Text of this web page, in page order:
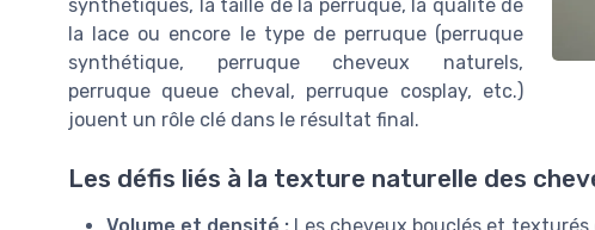
synthétiques, la taille de la perruque, la qualité de
la lace ou encore le type de perruque (perruque
synthétique, perruque cheveux naturels,
perruque queue cheval, perruque cosplay, etc.)
jouent un rôle clé dans le résultat final.
Les défis liés à la texture naturelle des